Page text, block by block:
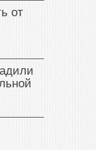
от